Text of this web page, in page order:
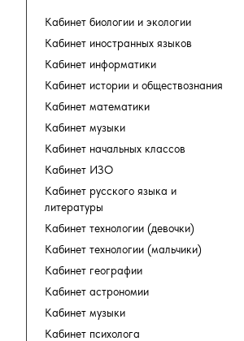
Кабинет биологии и экологии
Кабинет иностранных языков
Кабинет информатики
Кабинет истории и обществознания
Кабинет математики
Кабинет музыки
Кабинет начальных классов
Кабинет ИЗО
Кабинет русского языка и
литературы
Кабинет технологии (девочки)
Кабинет технологии (мальчики)
Кабинет географии
Кабинет астрономии
Кабинет музыки
Кабинет психолога